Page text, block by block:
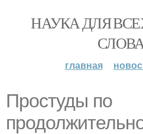
НАУКА ДЛЯ
главная
Простуды по